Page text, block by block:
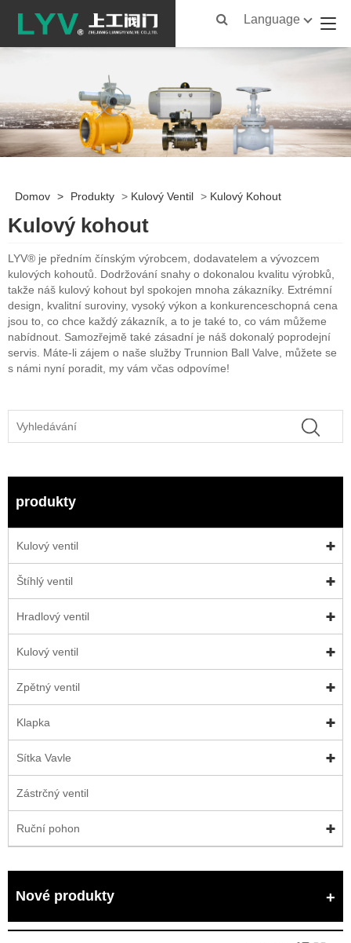
Language
Domov > Produkty > Kulový Ventil > Kulový Kohout
Kulový kohout
LYV® je předním čínským výrobcem, dodavatelem a vývozcem
kulových kohoutů. Dodržování snahy o dokonalou kvalitu výrobků,
takže náš kulový kohout byl spokojen mnoha zákazníky. Extrémní
design, kvalitní suroviny, vysoký výkon a konkurenceschopná cena
jsou to, co chce každý zákazník, a to je také to, co vám můžeme
nabídnout. Samozřejmě také zásadní je náš dokonalý poprodejní
servis. Máte-li zájem o naše služby Trunnion Ball Valve, můžete se
s námi nyní poradit, my vám včas odpovíme!
produkty
Kulový ventil
Štíhlý ventil
Hradlový ventil
Kulový ventil
Zpětný ventil
Klapka
Sítka Vavle
Zástrčný ventil
Ruční pohon
Nové produkty